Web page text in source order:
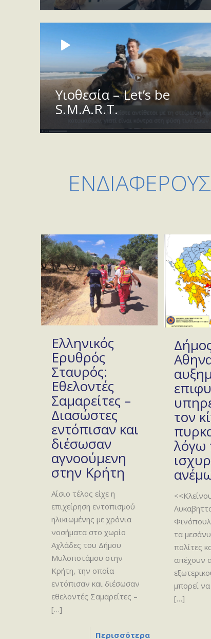
Υιοθεσία – Let’s be
S.M.A.R.T.
Ελληνικός
Ερυθρός
Σταυρός:
Εθελοντές
Σαμαρείτες –
Διασώστες
εντόπισαν και
διέσωσαν
αγνοούμενη
στην Κρήτη
Αίσιο τέλος είχε η
επιχείρηση εντοπισμού
ηλικιωμένης με χρόνια
νοσήματα στο χωρίο
Αχλάδες του Δήμου
Μυλοποτάμου στην
Κρήτη, την οποία
εντόπισαν και διέσωσαν
εθελοντές Σαμαρείτες –
[…]
Περισσότερα
τον
λόγω
τα
πολίτες
απέχουν
μπορεί
[…]